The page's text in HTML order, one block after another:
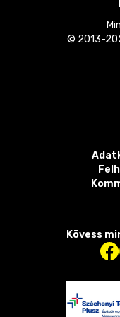
© 2013-
Kövess